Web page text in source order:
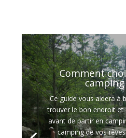
Comment
camping
Ce guide vous aidera à
trouver le bon endroit et
avant de partir en
camping de vos